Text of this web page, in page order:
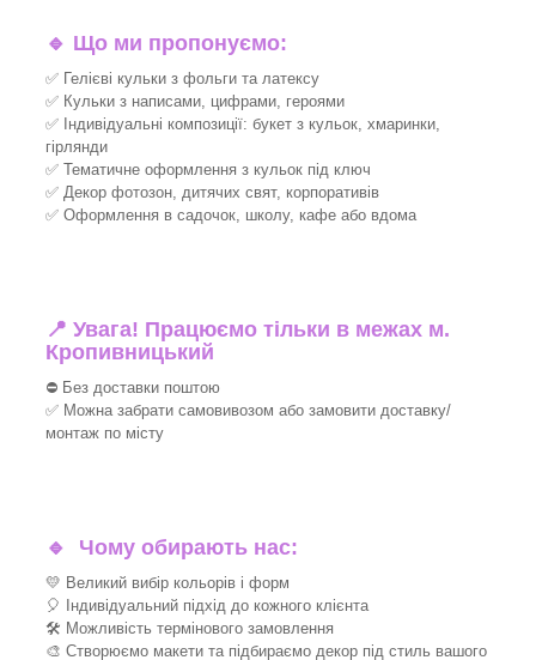
🔹 Що ми пропонуємо:
✅ Гелієві кульки з фольги та латексу
✅ Кульки з написами, цифрами, героями
✅ Індивідуальні композиції: букет з кульок, хмаринки,
гірлянди
✅ Тематичне оформлення з кульок під ключ
✅ Декор фотозон, дитячих свят, корпоративів
✅ Оформлення в садочок, школу, кафе або вдома
📍 Увага! Працюємо тільки в межах м.
Кропивницький
⛔ Без доставки поштою
✅ Можна забрати самовивозом або замовити доставку/
монтаж по місту
🔹 Чому обирають нас:
💛 Великий вибір кольорів і форм
🎈 Індивідуальний підхід до кожного клієнта
🛠 Можливість термінового замовлення
🎨 Створюємо макети та підбираємо декор під стиль вашого